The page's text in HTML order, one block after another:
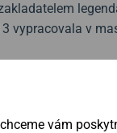
vypracovala v
a asfalt v DNA.
vám